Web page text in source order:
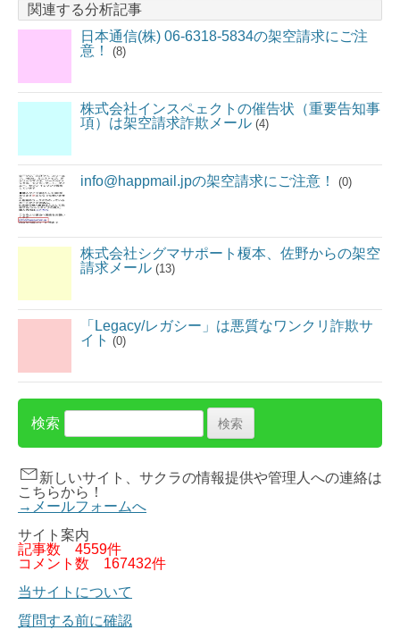
関連する分析記事
日本通信(株) 06-6318-5834の架空請求にご注
意！
(8)
株式会社インスペェクトの催告状（重要告知事
項）は架空請求詐欺メール (4)
info@happmail.jpの架空請求にご注意！ (0)
株式会社シグマサポート榎本、佐野からの架空
請求メール (13)
「Legacy/レガシー」は悪質なワンクリ詐欺サ
イト (0)
検索
新しいサイト、サクラの情報提供や管理人への連絡は
こちらから！
→メールフォームへ
サイト案内
記事数 4559件
コメント数 167432件
当サイトについて
質問する前に確認